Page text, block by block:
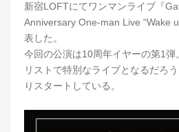
新宿LOFTにてワンマンライブ『
Anniversary One-man Live “Wake
表した。
今回の公演は10周年イヤーの第1弾
リストで特別なライブとなるだろ
りスタートしている。